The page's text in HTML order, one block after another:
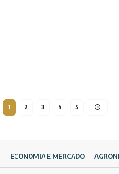
1 2 3 4 5
ECONOMIA E MERCADO